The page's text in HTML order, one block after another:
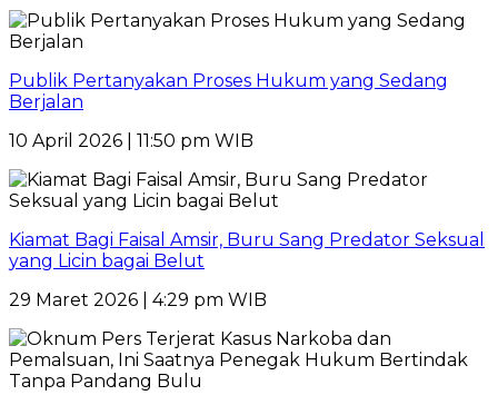
Publik Pertanyakan Proses Hukum yang Sedang
Berjalan
10 April 2026 | 11:50 pm WIB
Kiamat Bagi Faisal Amsir, Buru Sang Predator Seksual
yang Licin bagai Belut
29 Maret 2026 | 4:29 pm WIB